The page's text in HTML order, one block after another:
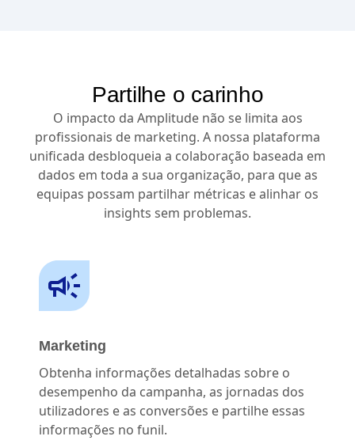
Partilhe o carinho
O impacto da Amplitude não se limita aos
profissionais de marketing. A nossa plataforma
unificada desbloqueia a colaboração baseada em
dados em toda a sua organização, para que as
equipas possam partilhar métricas e alinhar os
insights sem problemas.
Marketing
Obtenha informações detalhadas sobre o
desempenho da campanha, as jornadas dos
utilizadores e as conversões e partilhe essas
informações no funil.